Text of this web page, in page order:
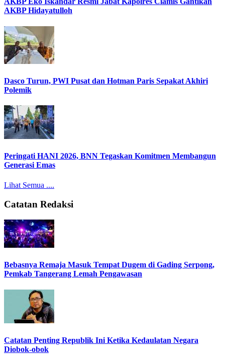
AKBP Hidayatulloh
Dasco Turun, PWI Pusat dan Hotman Paris Sepakat Akhiri
Polemik
Peringati HANI 2026, BNN Tegaskan Komitmen Membangun
Generasi Emas
Lihat Semua ....
Catatan Redaksi
Bebasnya Remaja Masuk Tempat Dugem di Gading Serpong,
Pemkab Tangerang Lemah Pengawasan
Catatan Penting Republik Ini Ketika Kedaulatan Negara
Diobok-obok